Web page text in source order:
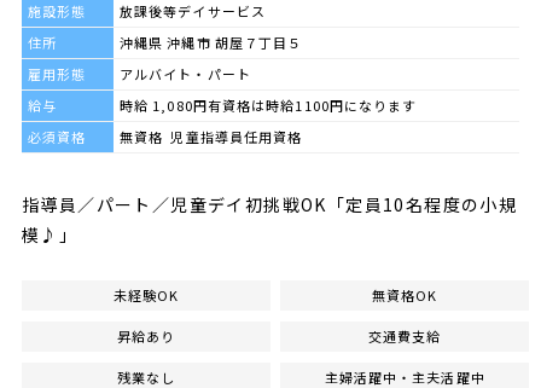
施設形態
放課後等デイサービス
住所
沖縄県 沖縄市 胡屋７丁目５
雇用形態
アルバイト・パート
給与
時給 1,080円有資格は時給1100円になります
必須資格
無資格 児童指導員任用資格
指導員／パート／児童デイ初挑戦OK「定員10名程度の小規
模♪」
未経験OK 無資格OK
昇給あり 交通費支給
残業なし 主婦活躍中・主夫活躍中